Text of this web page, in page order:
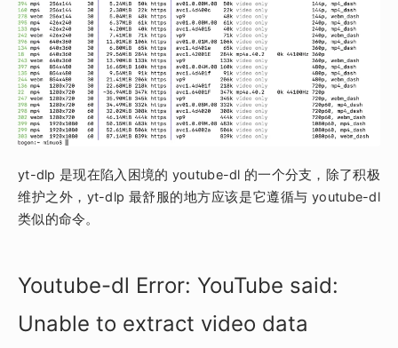
yt-dlp 是现在陷入困境的 youtube-dl 的一个分支，除了积极
维护之外，yt-dlp 最舒服的地方应该是它遵循与 youtube-dl
类似的命令。
Youtube-dl Error: YouTube said:
Unable to extract video data